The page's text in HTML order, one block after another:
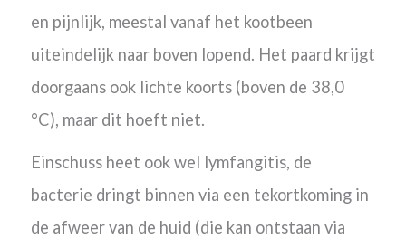
en pijnlijk, meestal vanaf het kootbeen
uiteindelijk naar boven lopend. Het paard krijgt
doorgaans ook lichte koorts (boven de 38,0
°C), maar dit hoeft niet.
Einschuss heet ook wel lymfangitis, de
bacterie dringt binnen via een tekortkoming in
de afweer van de huid (die kan ontstaan via